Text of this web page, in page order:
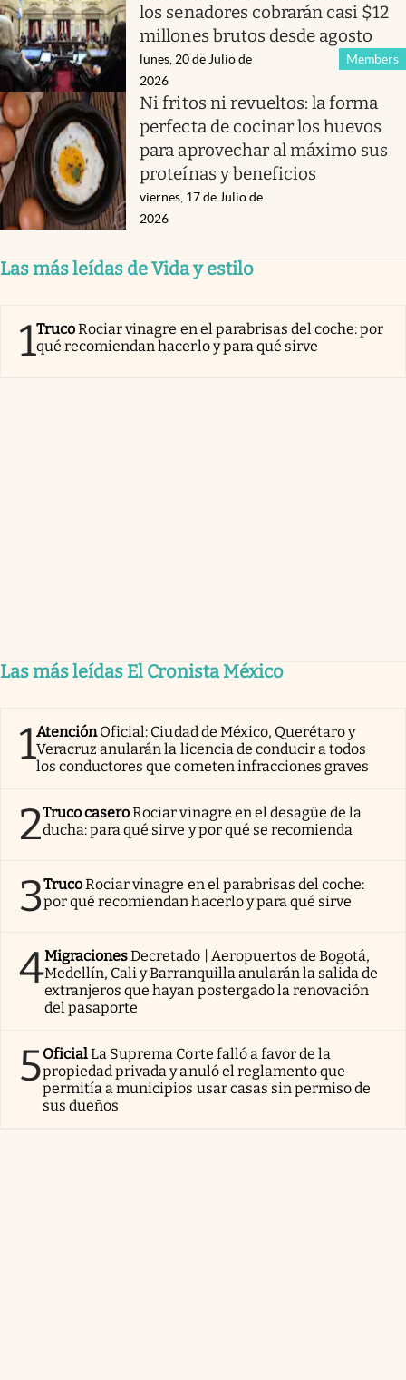
los senadores cobrarán casi $12
millones brutos desde agosto
Members
lunes, 20 de Julio de
2026
Ni fritos ni revueltos: la forma
perfecta de cocinar los huevos
para aprovechar al máximo sus
proteínas y beneficios
viernes, 17 de Julio de
2026
Las más leídas de Vida y estilo
1TrucoRociar vinagre en el parabrisas del coche: por
qué recomiendan hacerlo y para qué sirve
Las más leídas El Cronista México
1AtenciónOficial: Ciudad de México, Querétaro y
Veracruz anularán la licencia de conducir a todos
los conductores que cometen infracciones graves
2Truco caseroRociar vinagre en el desagüe de la
ducha: para qué sirve y por qué se recomienda
3TrucoRociar vinagre en el parabrisas del coche:
por qué recomiendan hacerlo y para qué sirve
4MigracionesDecretado | Aeropuertos de Bogotá,
Medellín, Cali y Barranquilla anularán la salida de
extranjeros que hayan postergado la renovación
del pasaporte
5OficialLa Suprema Corte falló a favor de la
propiedad privada y anuló el reglamento que
permitía a municipios usar casas sin permiso de
sus dueños